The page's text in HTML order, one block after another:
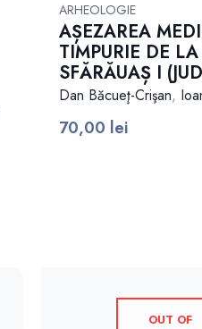
ARHEOLOGIE
AȘEZAREA
TIMPURIE DE
SFĂRĂUAȘ I
Dan Băcueţ-Crişan,
70,00 lei
OUT OF